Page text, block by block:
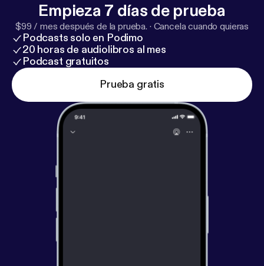
Empieza 7 días de prueba
$99 / mes después de la prueba. · Cancela cuando quieras
Podcasts solo en Podimo
20 horas de audiolibros al mes
Podcast gratuitos
Prueba gratis